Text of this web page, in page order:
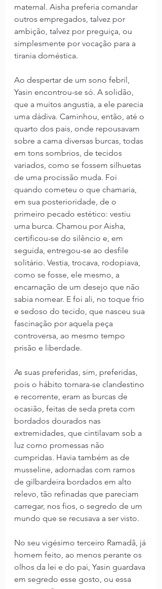
maternal. Aisha preferia comandar
outros empregados, talvez por
ambição, talvez por preguiça, ou
simplesmente por vocação para a
tirania doméstica.
Ao despertar de um sono febril,
Yasin encontrou-se só. A solidão,
que a muitos angustia, a ele parecia
uma dádiva. Caminhou, então, até o
quarto dos pais, onde repousavam
sobre a cama diversas burcas, todas
em tons sombrios, de tecidos
variados, como se fossem silhuetas
de uma procissão muda. Foi
quando cometeu o que chamaria,
em sua posterioridade, de o
primeiro pecado estético: vestiu
uma burca. Chamou por Aisha,
certificou-se do silêncio e, em
seguida, entregou-se ao desfile
solitário. Vestia, trocava, rodopiava,
como se fosse, ele mesmo, a
encarnação de um desejo que não
sabia nomear. E foi ali, no toque frio
e sedoso do tecido, que nasceu sua
fascinação por aquela peça
controversa, ao mesmo tempo
prisão e liberdade.
As suas preferidas, sim, preferidas,
pois o hábito tornara-se clandestino
e recorrente, eram as burcas de
ocasião, feitas de seda preta com
bordados dourados nas
extremidades, que cintilavam sob a
luz como promessas não
cumpridas. Havia também as de
musseline, adornadas com ramos
de gilbardeira bordados em alto
relevo, tão refinadas que pareciam
carregar, nos fios, o segredo de um
mundo que se recusava a ser visto.
No seu vigésimo terceiro Ramadã, já
homem feito, ao menos perante os
olhos da lei e do pai, Yasin guardava
em segredo esse gosto, ou essa